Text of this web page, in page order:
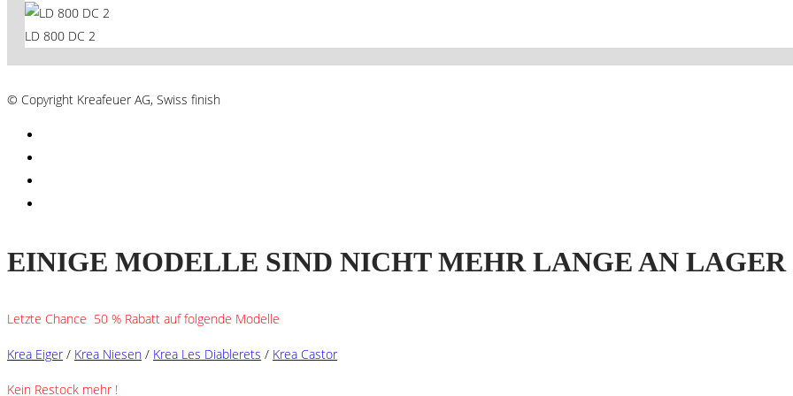
LD 800 DC 2
© Copyright Kreafeuer AG, Swiss finish
EINIGE MODELLE SIND NICHT MEHR LANGE AN LAGER
Letzte Chance 50 % Rabatt auf folgende Modelle
Krea Eiger / Krea Niesen / Krea Les Diablerets / Krea Castor
Kein Restock mehr !